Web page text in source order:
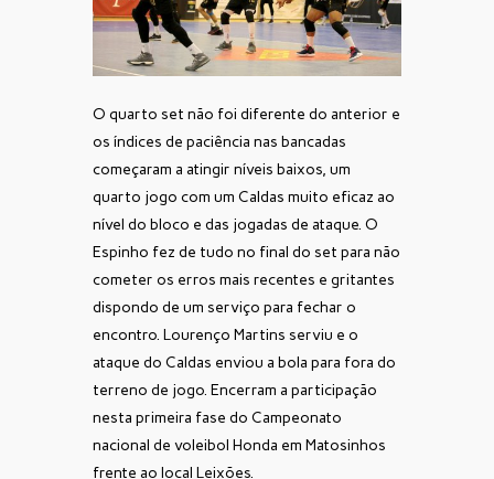
O quarto set não foi diferente do anterior e
os índices de paciência nas bancadas
começaram a atingir níveis baixos, um
quarto jogo com um Caldas muito eficaz ao
nível do bloco e das jogadas de ataque. O
Espinho fez de tudo no final do set para não
cometer os erros mais recentes e gritantes
dispondo de um serviço para fechar o
encontro. Lourenço Martins serviu e o
ataque do Caldas enviou a bola para fora do
terreno de jogo. Encerram a participação
nesta primeira fase do Campeonato
nacional de voleibol Honda em Matosinhos
frente ao local Leixões.